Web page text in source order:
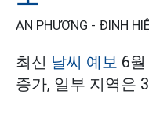
AN PHƯƠNG - ĐINH
최신 날씨 예보 6
증가, 일부 지역은